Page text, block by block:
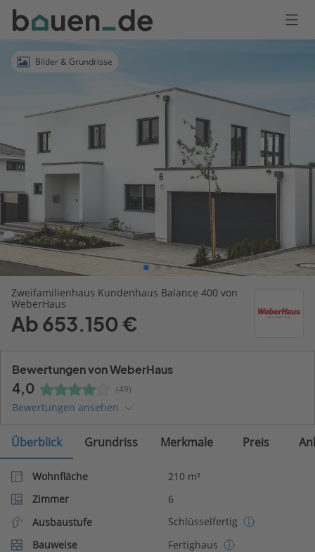
Bauen
Logo
AnmeldenBilder & Grundrisse
Zweifamilienhaus Kundenhaus Balance 400 von
WeberHaus
Ab 653.150 €
Bewertungen von WeberHaus
4,0 (49)
Bewertungen ansehen
Überblick Grundriss Merkmale Preis
Wohnfläche
210 m²
Zimmer
6
Ausbaustufe
Schlüsselfertig
Bauweise
Fertighaus